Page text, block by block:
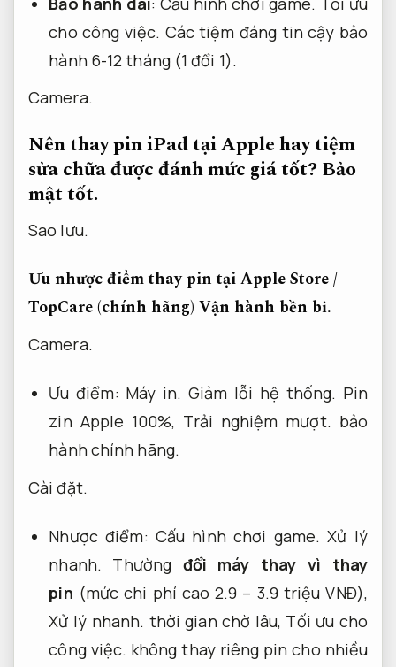
cho công việc. Các tiệm đáng tin cậy bảo
hành 6-12 tháng (1 đổi 1).
Camera.
Nên thay pin iPad tại Apple hay tiệm
sửa chữa được đánh mức giá tốt? Bảo
mật tốt.
Sao lưu.
Ưu nhược điểm thay pin tại Apple Store /
TopCare (chính hãng) Vận hành bền bỉ.
Camera.
Ưu điểm: Máy in. Giảm lỗi hệ thống. Pin
zin Apple 100%, Trải nghiệm mượt. bảo
hành chính hãng.
Cài đặt.
Nhược điểm: Cấu hình chơi game. Xử lý
nhanh. Thường đổi máy thay vì thay
pin (mức chi phí cao 2.9 – 3.9 triệu VNĐ),
Xử lý nhanh. thời gian chờ lâu, Tối ưu cho
công việc. không thay riêng pin cho nhiều